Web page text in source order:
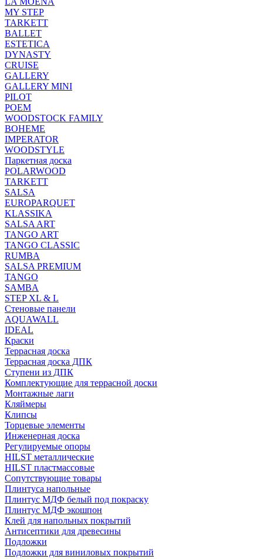
MY STEP
TARKETT
BALLET
ESTETICA
DYNASTY
CRUISE
GALLERY
GALLERY MINI
PILOT
POEM
WOODSTOCK FAMILY
BOHEME
IMPERATOR
WOODSTYLE
Паркетная доска
POLARWOOD
TARKETT
SALSA
EUROPARQUET
KLASSIKA
SALSA ART
TANGO ART
TANGO CLASSIC
RUMBA
SALSA PREMIUM
TANGO
SAMBA
STEP XL & L
Стеновые панели
AQUAWALL
IDEAL
Краски
Террасная доска
Террасная доска ДПК
Ступени из ДПК
Комплектующие для террасной доски
Монтажные лаги
Кляймеры
Клипсы
Торцевые элементы
Инженерная доска
Регулируемые опоры
HILST металлические
HILST пластмассовые
Сопутствующие товары
Плинтуса напольные
Плинтус МДФ белый под покраску
Плинтус МДФ экошпон
Клей для напольных покрытий
Антисептики для древесины
Подложки
Подложки для виниловых покрытий